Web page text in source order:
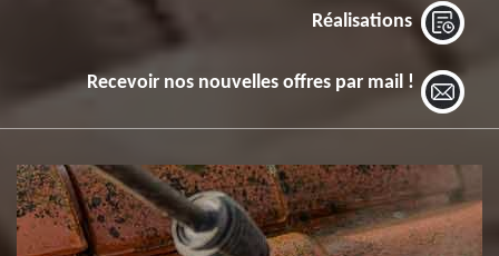
Réalisations
Recevoir nos nouvelles offres par mail !